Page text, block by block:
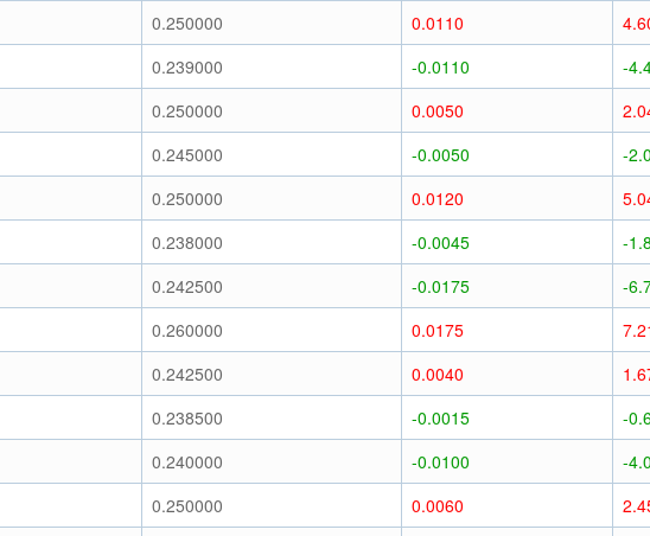
0.250000 0.0110
0.239000 -0.0110
-
0.250000 0.0050
0.245000 -0.0050
-
0.250000 0.0120
0.238000 -0.0045
-
0.242500 -0.0175
-
0.260000 0.0175
0.242500 0.0040
0.238500 -0.0015
-
0.240000 -0.0100
-
0.250000 0.0060